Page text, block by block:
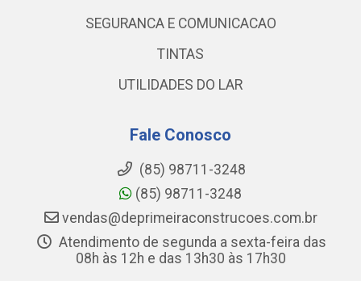
SEGURANCA E COMUNICACAO
TINTAS
UTILIDADES DO LAR
Fale Conosco
(85) 98711-3248
(85) 98711-3248
vendas@deprimeiraconstrucoes.com.br
Atendimento de segunda a sexta-feira das
08h às 12h e das 13h30 às 17h30